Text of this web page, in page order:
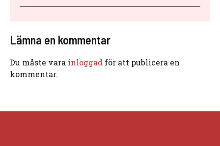
Lämna en kommentar
Du måste vara inloggad för att publicera en
kommentar.